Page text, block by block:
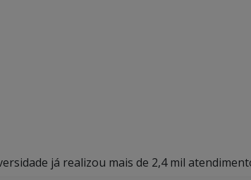
já realizou mais de 2,4 mil